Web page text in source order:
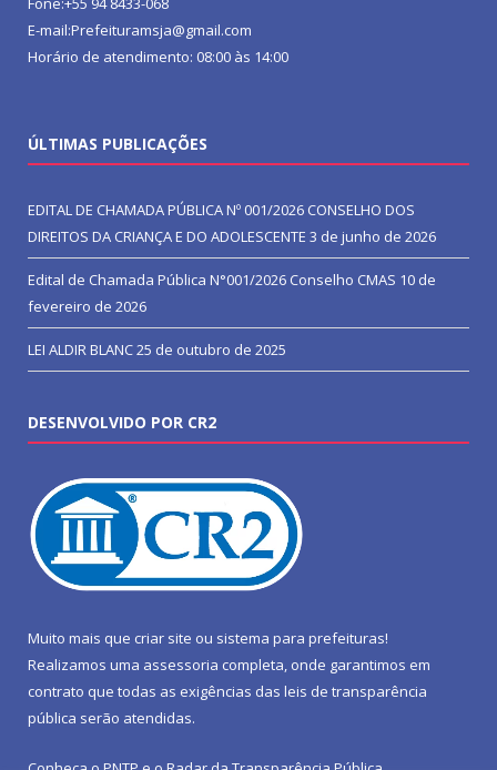
E-mail:Prefeituramsja@gmail.com
Horário de atendimento: 08:00 às 14:00
ÚLTIMAS PUBLICAÇÕES
EDITAL DE CHAMADA PÚBLICA Nº 001/2026 CONSELHO DOS
DIREITOS DA CRIANÇA E DO ADOLESCENTE 3 de junho de 2026
Edital de Chamada Pública N°001/2026 Conselho CMAS 10 de
fevereiro de 2026
LEI ALDIR BLANC25 de outubro de 2025
DESENVOLVIDO POR CR2
Muito mais que criar site ou sistema para prefeituras!
Realizamos uma assessoria completa, onde garantimos em
contrato que todas as exigências das leis de transparência
pública serão atendidas.